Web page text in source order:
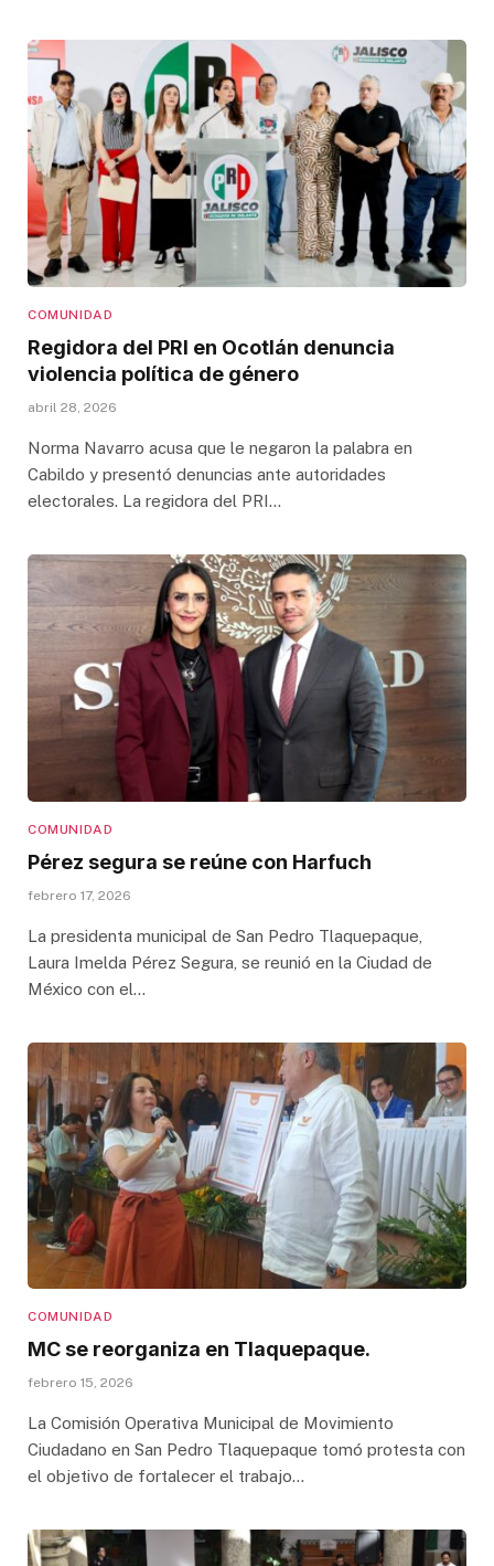
COMUNIDAD
Regidora del PRI en Ocotlán denuncia
violencia política de género
abril 28, 2026
Norma Navarro acusa que le negaron la palabra en
Cabildo y presentó denuncias ante autoridades
electorales. La regidora del PRI…
COMUNIDAD
Pérez segura se reúne con Harfuch
febrero 17, 2026
La presidenta municipal de San Pedro Tlaquepaque,
Laura Imelda Pérez Segura, se reunió en la Ciudad de
México con el…
COMUNIDAD
MC se reorganiza en Tlaquepaque.
febrero 15, 2026
La Comisión Operativa Municipal de Movimiento
Ciudadano en San Pedro Tlaquepaque tomó protesta con
el objetivo de fortalecer el trabajo…